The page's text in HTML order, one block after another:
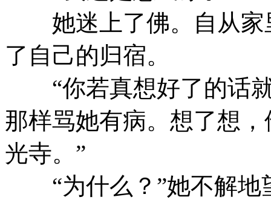
她迷上了佛。自从家
了自己的归宿。
“你若真想好了的话就
那样骂她有病。想了想
光寺。”
“为什么？”她不解地